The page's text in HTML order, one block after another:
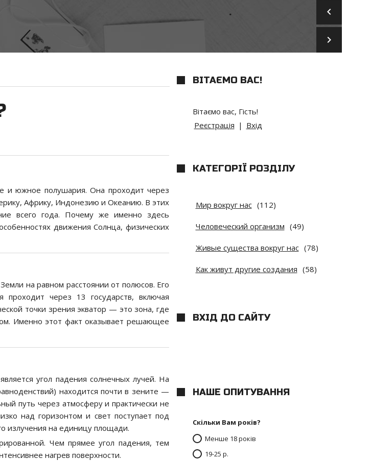
keyboard_arrow_left
keyboard_arrow_right
и южное полушария. Она проходит через
Африку, Индонезию и Океанию. В этих
всего года. Почему же именно здесь
движения Солнца, физических
на равном расстоянии от полюсов. Его
через 13 государств, включая
точки зрения экватор — это зона, где
Именно этот факт оказывает решающее
угол падения солнечных лучей. На
находится почти в зените —
путь через атмосферу и практически не
над горизонтом и свет поступает под
излучения на единицу площади.
Чем прямее угол падения, тем
нагрев поверхности.
ВІТАЄМО ВАС!
Вітаємо вас, Гість!
Реєстрація | Вхід
КАТЕГОРІЇ РОЗДІЛУ
Мир вокруг нас (112)
Человеческий организм (49)
Живые существа вокруг нас (78)
Как живут другие создания (58)
ВХІД ДО САЙТУ
НАШЕ ОПИТУВАННЯ
Скільки Вам років?
Менше 18 років
19-25 р.